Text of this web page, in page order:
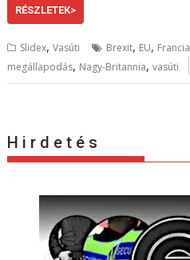
RÉSZLETEK>
Slidex,Vasúti Brexit, EU,
megállapodás, Nagy-Britannia,vasúti
H i r d e t é s